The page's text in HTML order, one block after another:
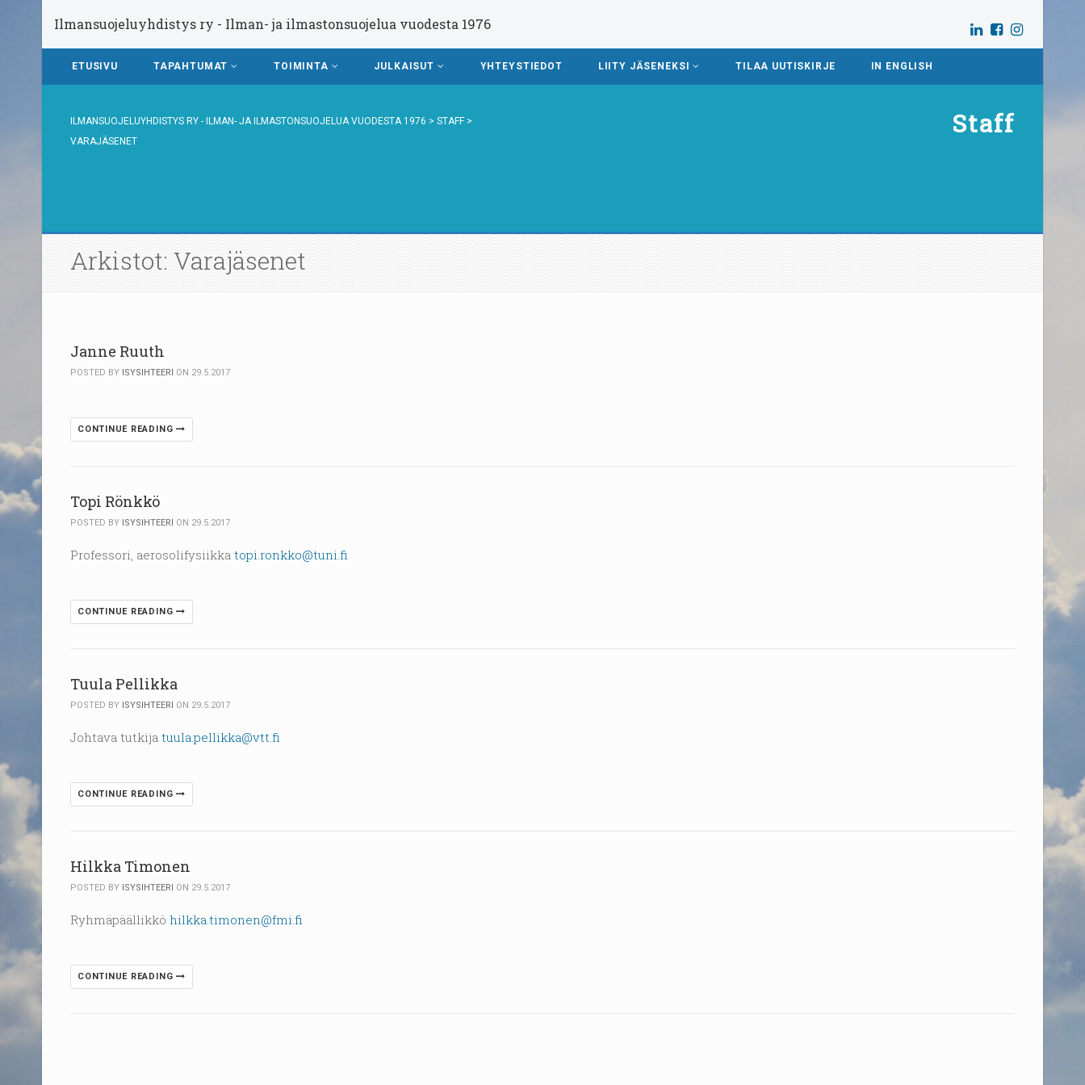
Ilmansuojeluyhdistys ry - Ilman- ja ilmastonsuojelua vuodesta 1976
ETUSIVU TAPAHTUMAT TOIMINTA JULKAISUT YHTEYSTIEDOT LIITY JÄSENEKSI TILAA UUTISKIRJE IN ENGLISH
ILMANSUOJELUYHDISTYS RY - ILMAN- JA ILMASTONSUOJELUA VUODESTA 1976 > STAFF>
VARAJÄSENET
Staff
Arkistot: Varajäsenet
Janne Ruuth
POSTED BY ISYSIHTEERI ON 29.5.2017
CONTINUE READING
Topi Rönkkö
POSTED BY ISYSIHTEERI ON 29.5.2017
Professori, aerosolifysiikka topi.ronkko@tuni.fi
CONTINUE READING
Tuula Pellikka
POSTED BY ISYSIHTEERI ON 29.5.2017
Johtava tutkija tuula.pellikka@vtt.fi
CONTINUE READING
Hilkka Timonen
POSTED BY ISYSIHTEERI ON 29.5.2017
Ryhmäpäällikkö hilkka.timonen@fmi.fi
CONTINUE READING